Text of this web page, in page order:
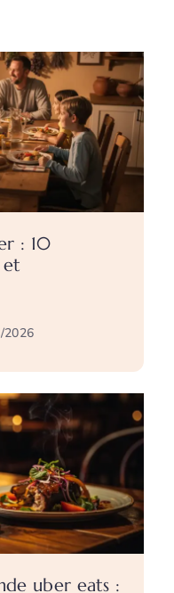
: 10
et
2026
uber eats :